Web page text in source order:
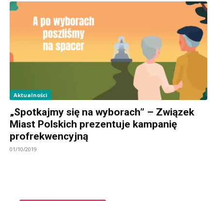
Aktualności
„Spotkajmy się na wyborach” – Związek
Miast Polskich prezentuje kampanię
profrekwencyjną
01/10/2019